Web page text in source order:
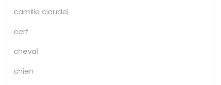
camille claudel
cerf
cheval
chien